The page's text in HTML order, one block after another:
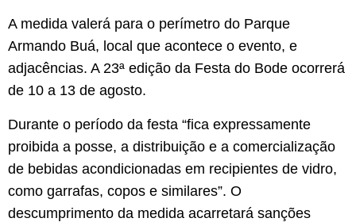
A medida valerá para o perímetro do Parque
Armando Buá, local que acontece o evento, e
adjacências. A 23ª edição da Festa do Bode ocorrerá
de 10 a 13 de agosto.
Durante o período da festa “fica expressamente
proibida a posse, a distribuição e a comercialização
de bebidas acondicionadas em recipientes de vidro,
como garrafas, copos e similares”. O
descumprimento da medida acarretará sanções